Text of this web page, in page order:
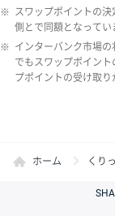
※ スワップポイントの
側とで同額となってい
※ インターバンク市場の
でもスワップポイント
プポイントの受け取り
ホーム くり